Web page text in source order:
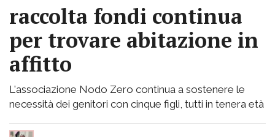
raccolta fondi continua
per trovare abitazione in
affitto
L'associazione Nodo Zero continua a sostenere le
necessità dei genitori con cinque figli, tutti in tenera età